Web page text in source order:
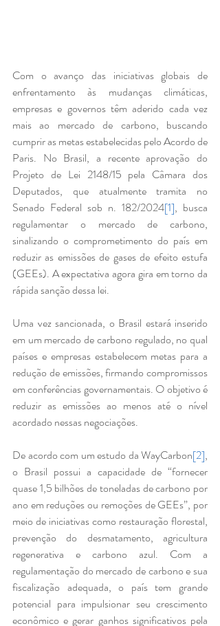
Com o avanço das iniciativas globais de
enfrentamento às mudanças climáticas,
empresas e governos têm aderido cada vez
mais ao mercado de carbono, buscando
cumprir as metas estabelecidas pelo Acordo de
Paris. No Brasil, a recente aprovação do
Projeto de Lei 2148/15 pela Câmara dos
Deputados, que atualmente tramita no
Senado Federal sob n. 182/2024[1], busca
regulamentar o mercado de carbono,
sinalizando o comprometimento do país em
reduzir as emissões de gases de efeito estufa
(GEEs). A expectativa agora gira em torno da
rápida sanção dessa lei.
Uma vez sancionada, o Brasil estará inserido
em um mercado de carbono regulado, no qual
países e empresas estabelecem metas para a
redução de emissões, firmando compromissos
em conferências governamentais. O objetivo é
reduzir as emissões ao menos até o nível
acordado nessas negociações.
De acordo com um estudo da WayCarbon[2],
o Brasil possui a capacidade de “fornecer
quase 1,5 bilhões de toneladas de carbono por
ano em reduções ou remoções de GEEs”, por
meio de iniciativas como restauração florestal,
prevenção do desmatamento, agricultura
regenerativa e carbono azul. Com a
regulamentação do mercado de carbono e sua
fiscalização adequada, o país tem grande
potencial para impulsionar seu crescimento
econômico e gerar ganhos significativos pela